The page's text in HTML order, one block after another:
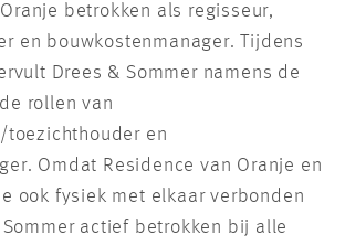
betrokken als regisseur,
en bouwkostenmanager. Tijdens
Drees & Sommer namens de
rollen van
en
Omdat Residence van Oranje en
ook fysiek met elkaar verbonden
actief betrokken bij alle